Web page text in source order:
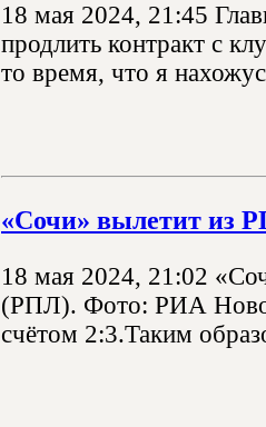
18 мая 2024, 21:45
продлить контракт с
то время, что я
«Сочи» вылетит из
18 мая 2024, 21:02
(РПЛ). Фото: РИА
счётом 2:3.Таким